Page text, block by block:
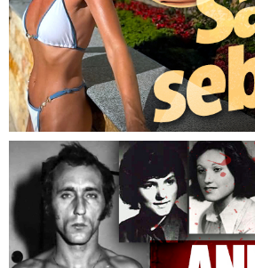
50 let od běsnění Somory: Těla dívek